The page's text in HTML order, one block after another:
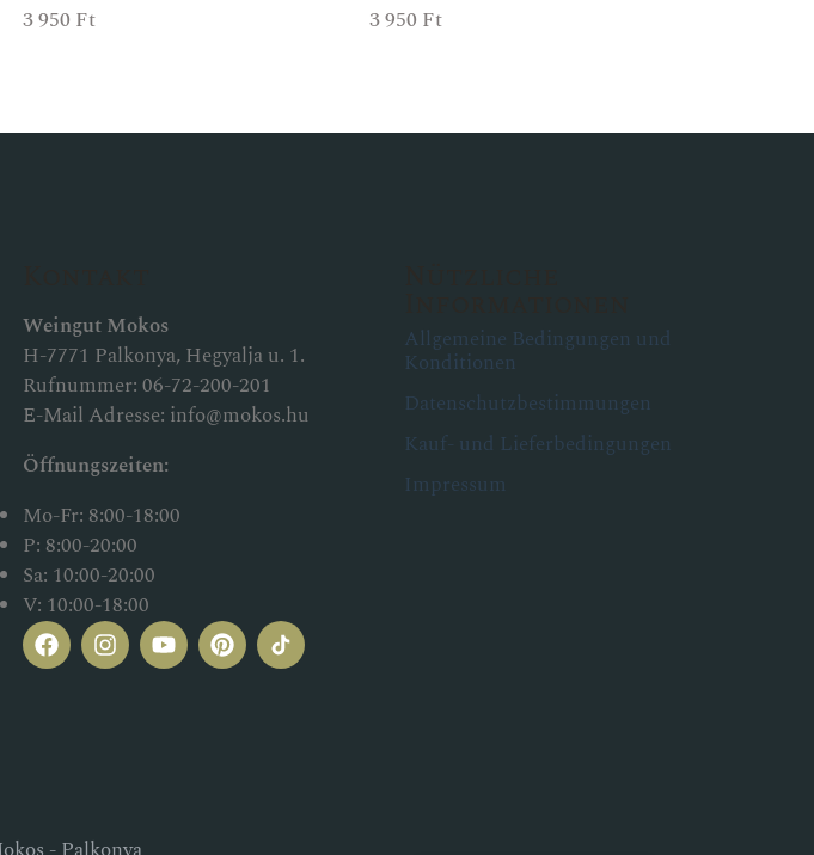
3 950 Ft 3 950 Ft
Weingut Mokos
H-7771 Palkonya, Hegyalja u. 1.
Rufnummer:06-72-200-201
E-Mail Adresse: info@mokos.hu
Öffnungszeiten:
Mo-Fr: 8:00-18:00
P: 8:00-20:00
Sa: 10:00-20:00
V: 10:00-18:00
Allgemeine Bedingungen und
Konditionen
Datenschutzbestimmungen
Kauf- und Lieferbedingungen
Impressum